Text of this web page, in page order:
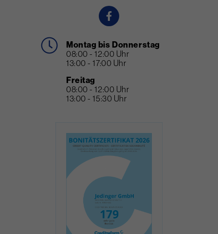
Montag bis Donnerstag
08:00 - 12:00 Uhr
13:00 - 17:00 Uhr
Freitag
08:00 - 12:00 Uhr
13:00 - 15:30 Uhr